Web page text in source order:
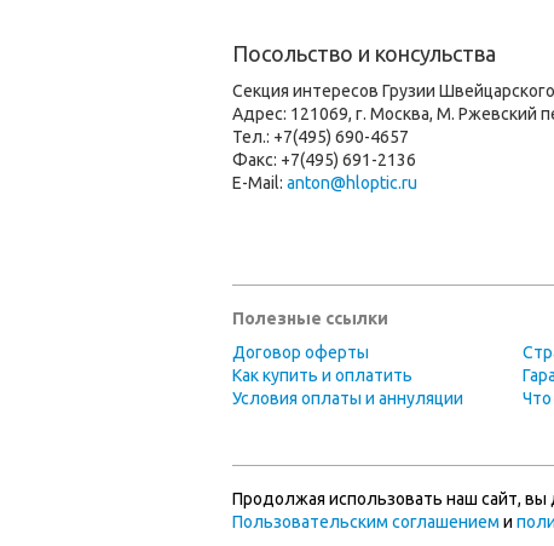
Посольство и консульства
Секция интересов Грузии
Адрес: 121069, г. Москва, М. Ржевский
Тел.: +7(495) 690-4657
Факс: +7(495) 691-2136
E-Mail: anton@hloptic.ru
Полезные ссылки
Договор оферты
Как купить и оплатить
Условия оплаты и аннуляции
Продолжая использовать наш сайт, вы
Пользовательским соглашением и